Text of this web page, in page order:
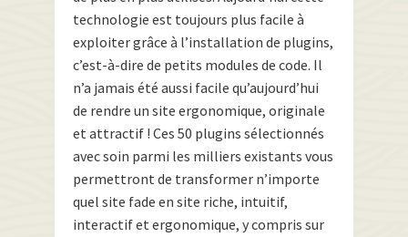
technologie est toujours plus facile à
exploiter grâce à l’installation de plugins,
c’est-à-dire de petits modules de code. Il
n’a jamais été aussi facile qu’aujourd’hui
de rendre un site ergonomique, originale
et attractif ! Ces 50 plugins sélectionnés
avec soin parmi les milliers existants vous
permettront de transformer n’importe
quel site fade en site riche, intuitif,
interactif et ergonomique, y compris sur